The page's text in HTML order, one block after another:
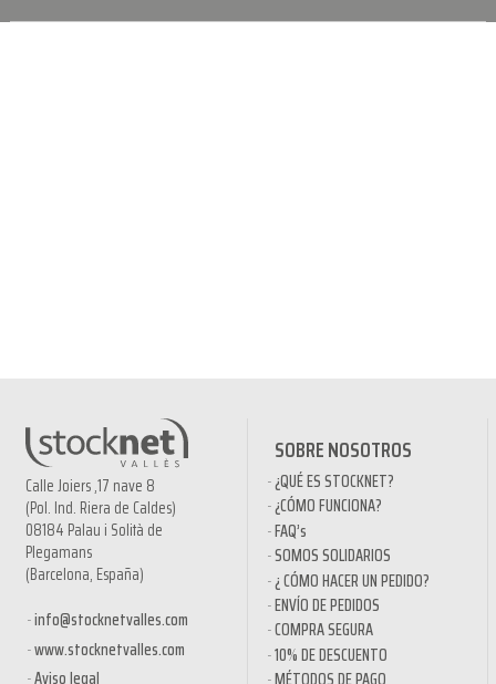
Calle Joiers ,17 nave 8
(Pol. Ind. Riera de Caldes)
08184 Palau i Solità de
Plegamans
(Barcelona, España)
info@stocknetvalles.com
www.stocknetvalles.com
Aviso legal
SOBRE NOSOTROS
¿QUÉ ES STOCKNET?
¿CÓMO FUNCIONA?
FAQ’s
SOMOS SOLIDARIOS
¿ CÓMO HACER UN PEDIDO?
ENVÍO DE PEDIDOS
COMPRA SEGURA
10% DE DESCUENTO